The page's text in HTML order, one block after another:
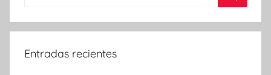
Entradas recientes